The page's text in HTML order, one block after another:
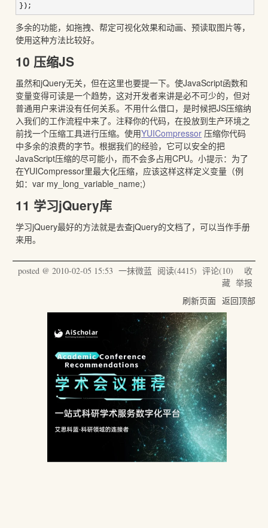
});
多余的功能，如拖拽、帮定可视化效果和动画、预读取图片等，
使用这种方法比较好。
10 压缩JS
虽然和jQuery无关，但在这里也要提一下。使JavaScript函数和
变量变得可读是一个趋势，这对开发者来讲是必不可少的，但对
普通用户来讲没有任何关系。不用什么借口，是时候把JS压缩纳
入我们的工作流程中来了。注释你的代码，在投放到生产环境之
前找一个压缩工具进行压缩。使用YUICompressor 压缩你代码
中多余的浪费的字节。根据我们的经验，它可以安全的把
JavaScript压缩的尽可能小，而不会多占用CPU。小提示：为了
在YUICompressor里最大化压缩，应该这样这样定义变量（例
如：var my_long_variable_name;）
11 学习jQuery库
学习jQuery最好的方法就是去查jQuery的文档了，可以当作手册
来用。
posted @ 2010-02-05 15:53 一抹微蓝阅读(4415) 评论(10) 收
藏 举报
刷新页面 返回顶部